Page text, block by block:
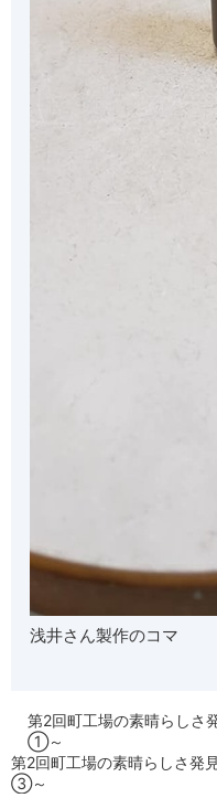
浅井さん製作のコマ
第2回町工場の素晴らしさ
①～
第2回町工場の素晴らしさ発
③～